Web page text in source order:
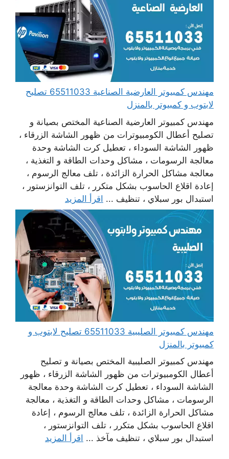
مهندس كمبيوتر العارضية الصناعية 65511033 تصليح
لابتوب و كمبيوتر بالمنزل
مهندس كمبيوتر العارضية الصناعية المختص بصيانة و
تصليح أعطال الكومبيوترات من ظهور الشاشة الزرقاء ،
ظهور الشاشة السوداء ، تعطيل كرت الشاشة وحدة
معالجة الرسومات ، مشاكل وحدات الطاقة و التغذية ،
معالجة مشاكل الحرارة الزائدة ، تلف معالج الرسوم ،
إعادة اقلاع الحاسوب بشكل متكرر ، تلف التوانزستور ،
استبدال بور سبلاي ، تنظيف ... اقرأ المزيد
مهندس كمبيوتر الصليبية 65511033 تصليح لابتوب و
كمبيوتر بالمنزل
مهندس كمبيوتر الصليبية المختص بصيانة و تصليح
أعطال الكومبيوترات من ظهور الشاشة الزرقاء ، ظهور
الشاشة السوداء ، تعطيل كرت الشاشة وحدة معالجة
الرسومات ، مشاكل وحدات الطاقة و التغذية ، معالجة
مشاكل الحرارة الزائدة ، تلف معالج الرسوم ، إعادة
اقلاع الحاسوب بشكل متكرر ، تلف التوانزستور ،
استبدال بور سبلاي ، تنظيف مآخذ ... اقرأ المزيد